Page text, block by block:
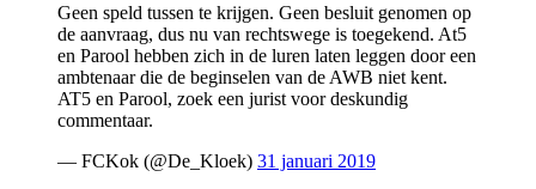
Geen speld tussen te krijgen. Geen besluit genomen op
de aanvraag, dus nu van rechtswege is toegekend. At5
en Parool hebben zich in de luren laten leggen door een
ambtenaar die de beginselen van de AWB niet kent.
AT5 en Parool, zoek een jurist voor deskundig
commentaar.
— FCKok (@De_Kloek) 31 januari 2019